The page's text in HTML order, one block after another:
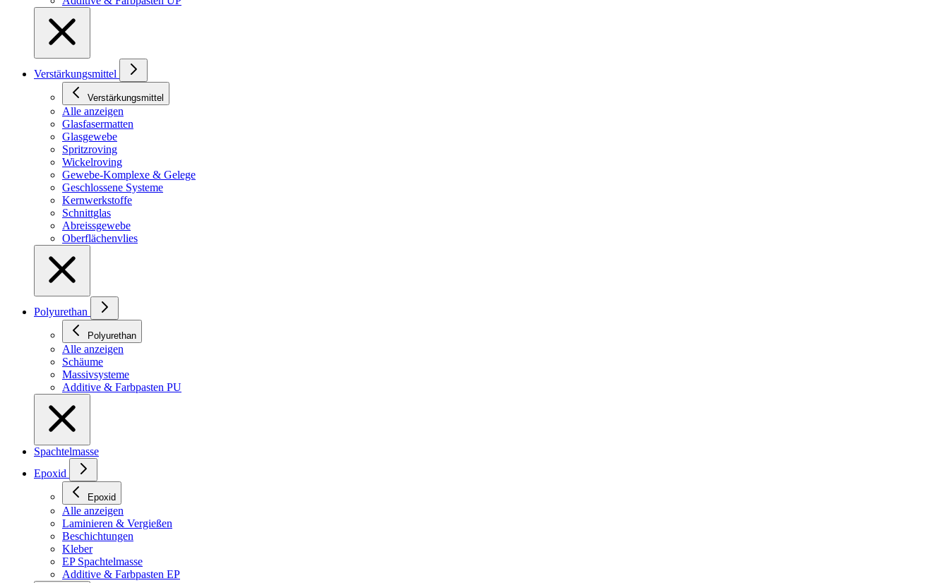
Verstärkungsmittel
Verstärkungsmittel
Alle anzeigen
Glasfasermatten
Glasgewebe
Spritzroving
Wickelroving
Gewebe-Komplexe & Gelege
Geschlossene Systeme
Kernwerkstoffe
Schnittglas
Abreissgewebe
Oberflächenvlies
Polyurethan
Polyurethan
Alle anzeigen
Schäume
Massivsysteme
Additive & Farbpasten PU
Spachtelmasse
Epoxid
Epoxid
Alle anzeigen
Laminieren & Vergießen
Beschichtungen
Kleber
EP Spachtelmasse
Additive & Farbpasten EP